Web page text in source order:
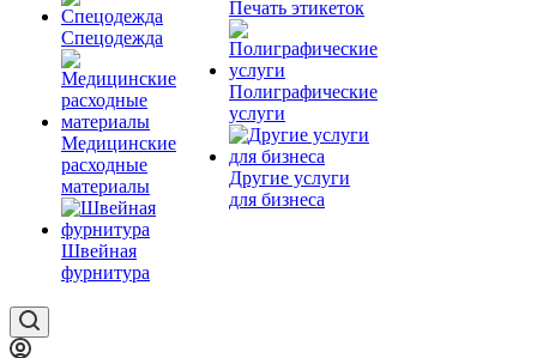
Спецодежда
Медицинские
расходные
материалы
Швейная
фурнитура
Печать этикеток
Полиграфические
услуги
Другие услуги
для бизнеса